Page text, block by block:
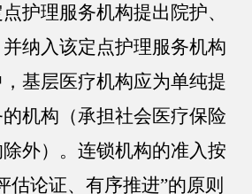
护理服务机构提出院护、
纳入该定点护理服务机构
基层医疗机构应为单纯提
机构（承担社会医疗保险
外）。连锁机构的准入按
估论证、有序推进”的原则